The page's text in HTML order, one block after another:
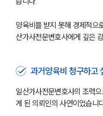
오
글로벌
고객
업
양육비를 받지 못해 경제적으
산가사전문변호사에게 깊은
과거양육비 청구하고
일산가사전문변호사의 조력
게 된 의뢰인의 사연이었습니